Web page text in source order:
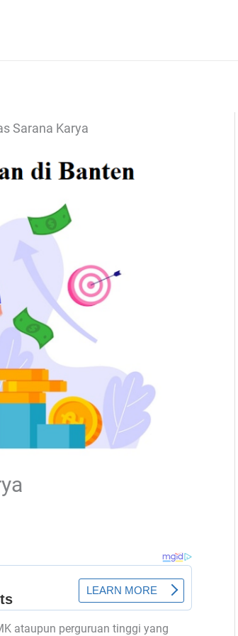
Sarana Karya
ataupun perguruan tinggi yang